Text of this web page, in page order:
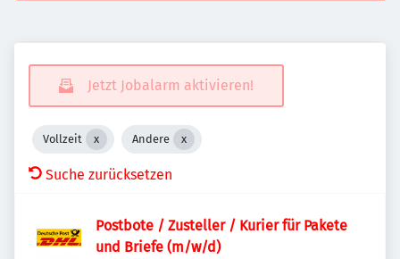
Jetzt Jobalarm aktivieren!
Vollzeit Andere
Suche zurücksetzen
Postbote / Zusteller / Kurier für Pakete
und Briefe (m/w/d)